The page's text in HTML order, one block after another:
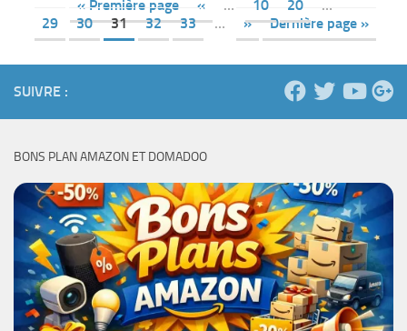
« Première page « … 10 20
…
29
30 31 32 33 … » Dernière page »
SUIVRE :
BONS PLAN AMAZON ET DOMADOO